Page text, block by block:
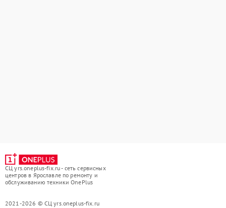
СЦ yrs.oneplus-fix.ru - сеть сервисных
центров в Ярославле по ремонту и
обслуживанию техники OnePlus
2021-2026 © СЦ yrs.oneplus-fix.ru